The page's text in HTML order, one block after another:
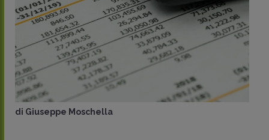
di Giuseppe Moschella